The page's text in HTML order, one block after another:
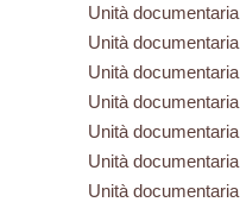
Unità documentaria
Unità documentaria
Unità documentaria
Unità documentaria
Unità documentaria
Unità documentaria
Unità documentaria